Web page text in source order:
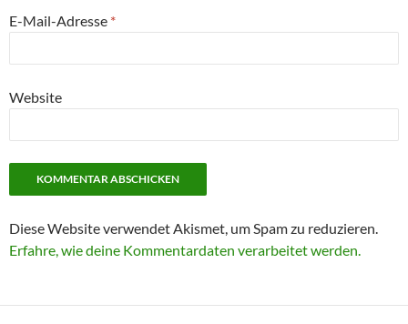
E-Mail-Adresse *
Website
Diese Website verwendet Akismet, um Spam zu reduzieren.
Erfahre, wie deine Kommentardaten verarbeitet werden.